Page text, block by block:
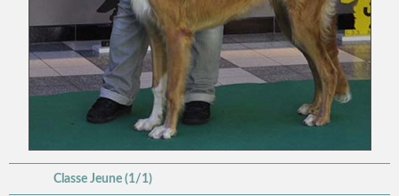
Classe Jeune (1/1)